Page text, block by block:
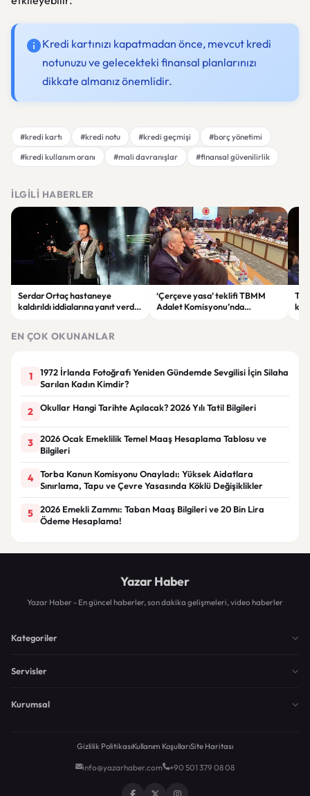
Kredi kartınızı kapatmadan önce, mevcut kredi
notunuzu ve gelecekteki finansal planlarınızı
dikkate almanız önemlidir.
#kredi kartı #kredi notu #kredi geçmişi
#borç yönetimi
#kredi kullanım oranı
#mali davranışlar #finansal güvenilirlik
İLGILI HABERLER
Serdar Ortaç hastaneye
kaldırıldı iddialarına yanıt verdi:
‘Çerçeve yasa’ teklifi TBMM
Adalet Komisyonu’nda
EN ÇOK OKUNANLAR
1
1972 İrlanda Fotoğrafı Yeniden Gündemde Sevgilisi İçin Silaha
Sarılan Kadın Kimdir?
2 Okullar Hangi Tarihte Açılacak? 2026 Yılı Tatil Bilgileri
3
2026 Ocak Emeklilik Temel Maaş Hesaplama Tablosu ve
Bilgileri
4
Torba Kanun Komisyonu Onayladı: Yüksek Aidatlara
Sınırlama, Tapu ve Çevre Yasasında Köklü Değişiklikler
5
2026 Emekli Zammı: Taban Maaş Bilgileri ve 20 Bin Lira
Ödeme Hesaplama!
Yazar Haber
Yazar Haber - En güncel haberler, son dakika gelişmeleri, video haberler
Kategoriler
Servisler
Kurumsal
Gizlilik PolitikasıKullanım KoşullarıSite Haritası
info@yazarhaber.com +90 501 379 08 08